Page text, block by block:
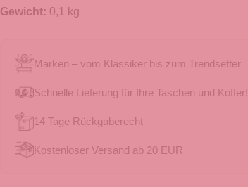
Gewicht: 0,1 kg
Marken – vom Klassiker bis zum Trendsetter
Schnelle Lieferung für Ihre Taschen und Koffer!
14 Tage Rückgaberecht
Kostenloser Versand ab 20 EUR